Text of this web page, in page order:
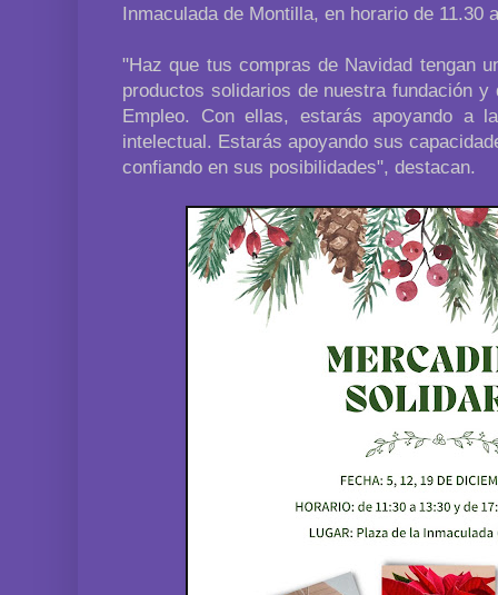
Inmaculada de Montilla, en horario de 11.30
"Haz que tus compras de Navidad tengan
productos solidarios de nuestra fundación
Empleo. Con ellas, estarás apoyando a
intelectual. Estarás apoyando sus
confiando en sus posibilidades", destacan.